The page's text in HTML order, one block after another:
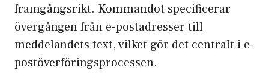
framgångsrikt. Kommandot specificerar
övergången från e-postadresser till
meddelandets text, vilket gör det centralt i e-
postöverföringsprocessen.